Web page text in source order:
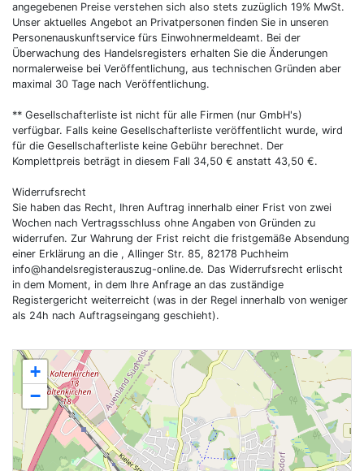
+
−
angegebenen Preise verstehen sich also stets zuzüglich 19% MwSt.
Unser aktuelles Angebot an Privatpersonen finden Sie in unseren
Personenauskunftservice fürs Einwohnermeldeamt. Bei der
Überwachung des Handelsregisters erhalten Sie die Änderungen
normalerweise bei Veröffentlichung, aus technischen Gründen aber
maximal 30 Tage nach Veröffentlichung.
** Gesellschafterliste ist nicht für alle Firmen (nur GmbH's)
verfügbar. Falls keine Gesellschafterliste veröffentlicht wurde, wird
für die Gesellschafterliste keine Gebühr berechnet. Der
Komplettpreis beträgt in diesem Fall 34,50 € anstatt 43,50 €.
Widerrufsrecht
Sie haben das Recht, Ihren Auftrag innerhalb einer Frist von zwei
Wochen nach Vertragsschluss ohne Angaben von Gründen zu
widerrufen. Zur Wahrung der Frist reicht die fristgemäße Absendung
einer Erklärung an die , Allinger Str. 85, 82178 Puchheim
info@handelsregisterauszug-online.de. Das Widerrufsrecht erlischt
in dem Moment, in dem Ihre Anfrage an das zuständige
Registergericht weiterreicht (was in der Regel innerhalb von weniger
als 24h nach Auftragseingang geschieht).